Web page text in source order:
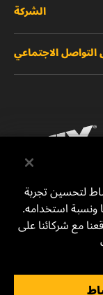
المنتجات الجديدة
المستبدلة
الشركة
الوظائف
إشعار قانوني
الطباعة
للتواصل معنا
الاجتماعي
يوتيوب
DAFZA (Dubai
P.O.Box. 293882
لتحسين تجربة
ونسبة استخدامه.
مع شركائنا على